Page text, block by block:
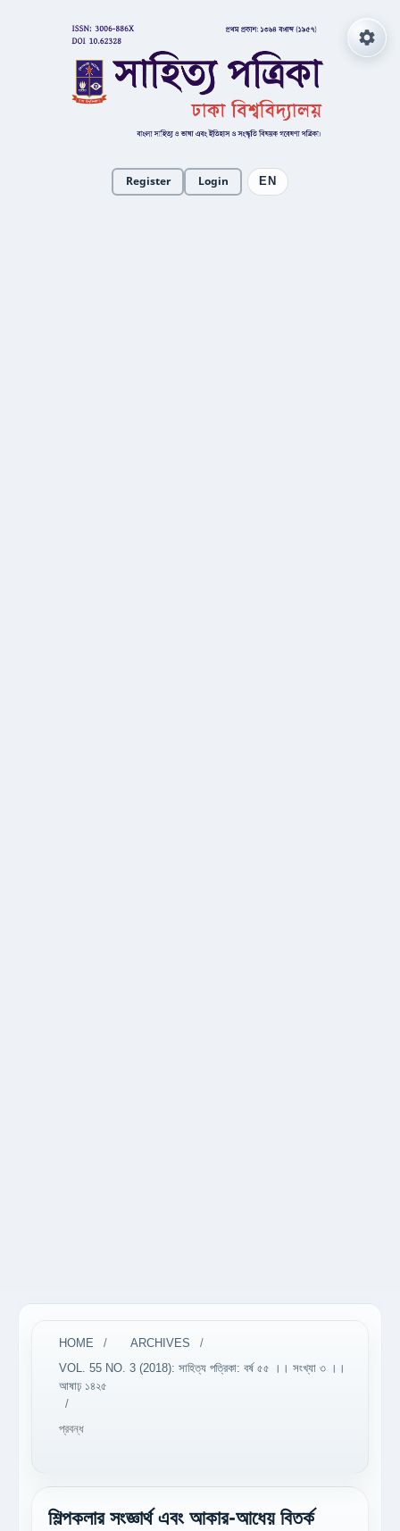
Register Login EN
HOME / ARCHIVES
/
VOL. 55 NO. 3 (2018): সাহিত্য পত্রিকা: বর্ষ ৫৫ ।। সংখ্যা ৩ ।।
আষাঢ় ১৪২৫
/
প্রবন্ধ
শিল্পকলার সংজ্ঞার্থ এবং আকার-আধেয় বিতর্ক